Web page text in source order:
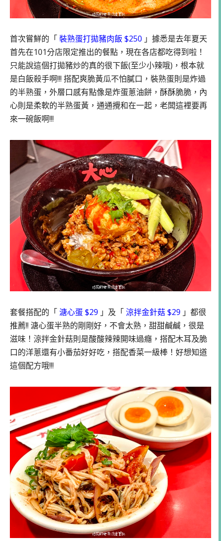
首次嘗鮮的「裝熟蛋打拋豬肉飯 $250 」據悉是去年夏天
首先在101分店限定推出的餐點，現在各店都吃得到啦！
只能說這個打拋豬炒的真的很下飯(至少小辣哦)，根本就
是白飯殺手啊!!! 搭配爽脆黃瓜不怕膩口，裝熟蛋則是炸過
的半熟蛋，外層口感有點像是炸蛋蔥油餅，酥酥脆脆，內
心則是柔軟的半熟蛋黃，通通攪和在一起，老闆這裡要再
來一碗飯啊!!!
套餐搭配的「 溏心蛋 $29 」及「涼拌金針菇 $29 」都很
推薦!! 溏心蛋半熟的剛剛好，不會太熟，甜甜鹹鹹，很是
滋味！涼拌金針菇則是酸酸辣辣開味過癮，搭配木耳及脆
口的洋蔥還有小番茄好好吃，搭配香菜一級棒！好想知道
這個配方哦!!!